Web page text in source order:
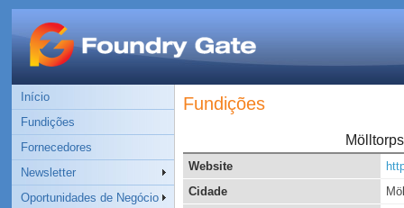
Início
Fundições
Fornecedores
Newsletter
Oportunidades de Negócio
Fundições
Website
Cidade